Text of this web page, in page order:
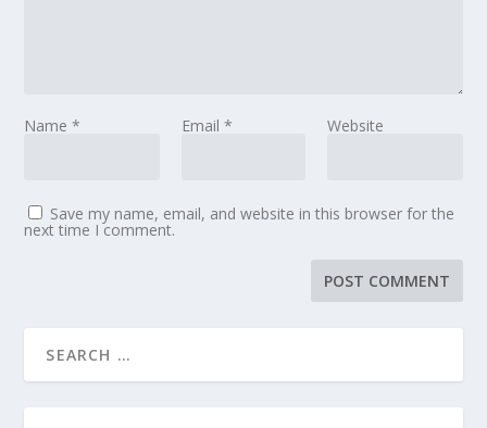
Name* Email * Website
Save my name, email, and website in this browser for the
next time I comment.